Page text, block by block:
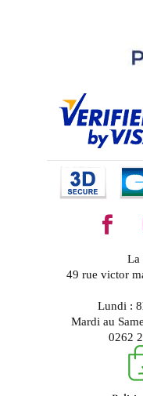
La
49 rue victor
Lundi :
Mardi au
0262